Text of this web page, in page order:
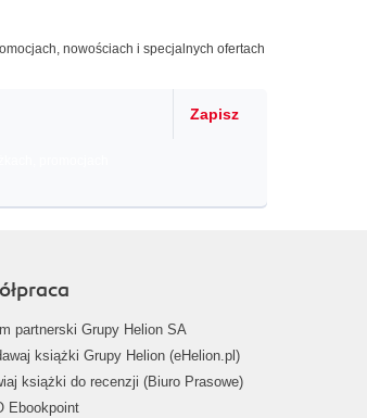
nowościach i specjalnych ofertach
Zapisz
partnerski Grupy Helion SA
książki Grupy Helion (eHelion.pl)
książki do recenzji (Biuro Prasowe)
Ebookpoint